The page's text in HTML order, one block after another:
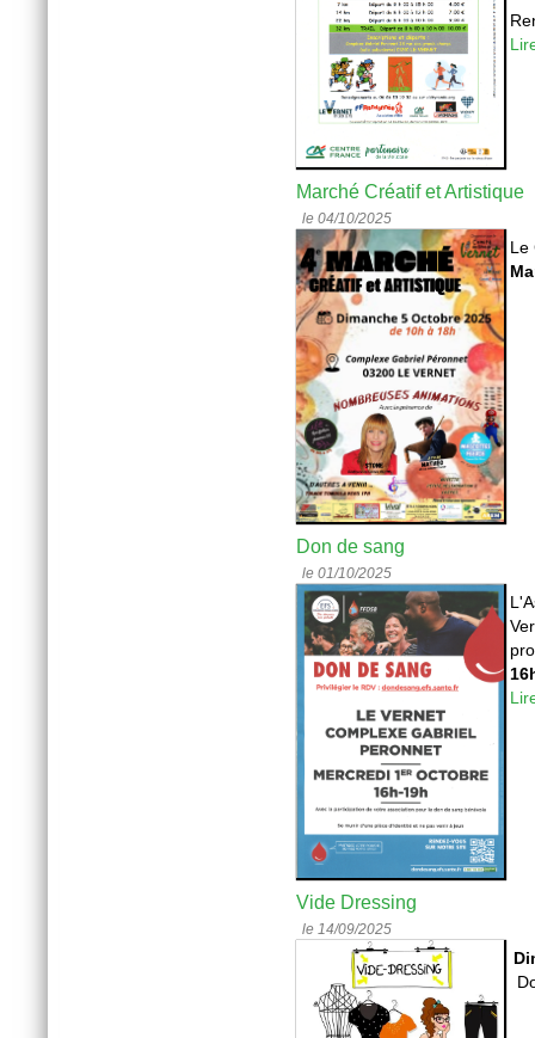
Marché Créatif et Artistique
le 04/10/2025
Le
Don de sang
le 01/10/2025
Vide Dressing
le 14/09/2025